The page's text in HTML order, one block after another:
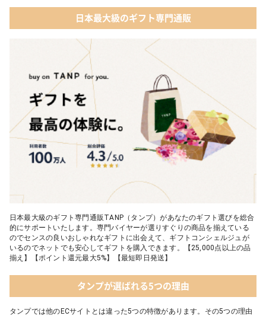
日本最大級のギフト専門通販
日本最大級のギフト専門通販TANP（タンプ）があなたのギフト選びを総合
的にサポートいたします。専門バイヤーが選りすぐりの商品を揃えている
のでセンスの良いおしゃれなギフトに出会えて、ギフトコンシェルジュが
いるのでネットでも安心してギフトを購入できます。【25,000点以上の品
揃え】【ポイント還元最大5%】【最短即日発送】
タンプが選ばれる5つの理由
タンプでは他のECサイトとは違った5つの特徴があります。その5つの理由